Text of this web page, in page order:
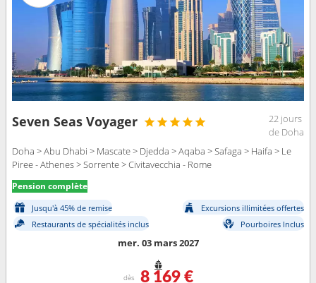
Seven Seas Voyager
22 jours
de Doha
Doha > Abu Dhabi > Mascate > Djedda > Aqaba > Safaga > Haifa > Le
Piree - Athenes > Sorrente > Civitavecchia - Rome
Pension complète
Jusqu'à 45% de remise
Excursions illimitées offertes
Restaurants de spécialités inclus
Pourboires Inclus
mer. 03 mars 2027
dès 8 169 €